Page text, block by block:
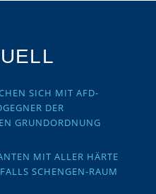
SICH MIT AFD-
DER
GRUNDORDNUNG
MIT ALLER HÄRTE
SCHENGEN-RAUM